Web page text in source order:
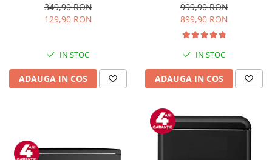
taiere, Negru
349,90 RON
129,90 RON
IN STOC
ADAUGA IN COS
83.2 cm, Negru
999,90 RON
899,90 RON
IN STOC
ADAUGA IN COS